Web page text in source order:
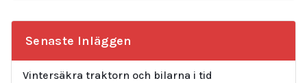
Senaste Inläggen
Vintersäkra traktorn och bilarna i tid